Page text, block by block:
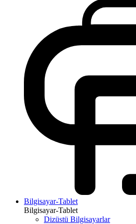
Bilgisayar-Tablet
Bilgisayar-Tablet
Dizüstü Bilgisayarlar